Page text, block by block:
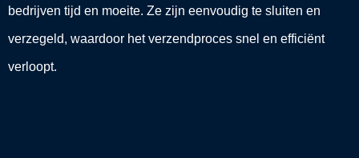
bedrijven tijd en moeite. Ze zijn eenvoudig te sluiten en
verzegeld, waardoor het verzendproces snel en efficiënt
verloopt.